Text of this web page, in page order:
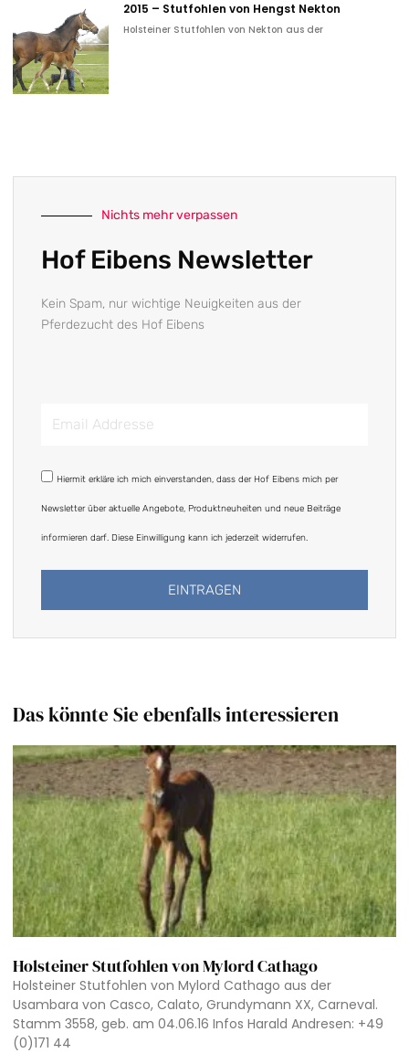
2015 – Stutfohlen von Hengst Nekton
Holsteiner Stutfohlen von Nekton aus der
Nichts mehr verpassen
Hof Eibens Newsletter
Kein Spam, nur wichtige Neuigkeiten aus der
Pferdezucht des Hof Eibens
DSGVO
Hiermit erkläre ich mich einverstanden, dass der Hof Eibens mich per
Newsletter über aktuelle Angebote, Produktneuheiten und neue Beiträge
informieren darf. Diese Einwilligung kann ich jederzeit widerrufen.
EINTRAGEN
Das könnte Sie ebenfalls interessieren
Holsteiner Stutfohlen von Mylord Cathago
Holsteiner Stutfohlen von Mylord Cathago aus der
Usambara von Casco, Calato, Grundymann XX, Carneval.
Stamm 3558, geb. am 04.06.16 Infos Harald Andresen: +49
(0)171 44